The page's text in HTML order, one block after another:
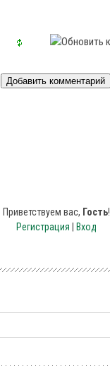
Приветствуем вас, Гость!
Регистрация
Вход